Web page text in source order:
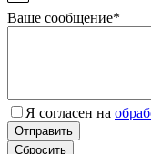
Ваше сообщение*
Я согласен на